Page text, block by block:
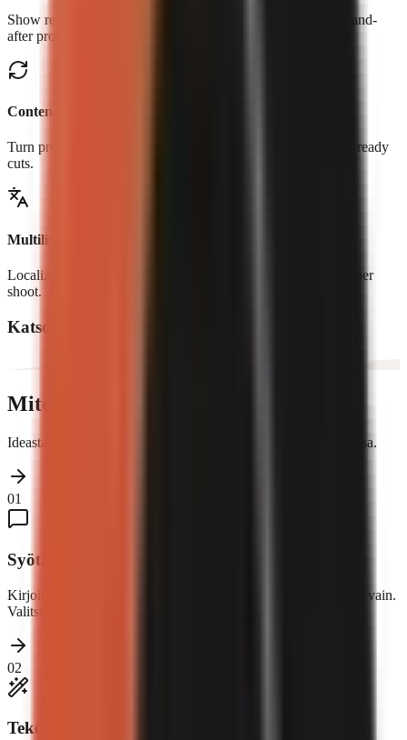
Show real controls, workflows, transformations, and before-and-
after proof.
Content repurposing
Turn product pages, blogs, and long-form content into social-ready
cuts.
Multilingual creatives
Localize narration and creative for new markets without another
shoot.
Katso mitä tekijät luovat
Miten se toimii
Ideasta julkaistuun videoon kolmessa yksinkertaisessa vaiheessa.
01
Syötä aihe
Kirjoita mikä tahansa aihe – rahoitus, teknologia, historia, mitä vain.
Valitse muoto ja ääni.
02
Tekoäly luo videosi